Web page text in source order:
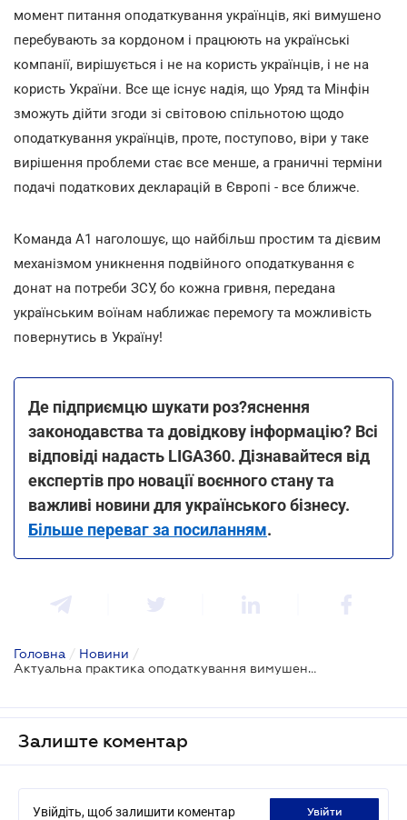
момент питання оподаткування українців, які вимушено
перебувають за кордоном і працюють на українські
компанії, вирішується і не на користь українців, і не на
користь України. Все ще існує надія, що Уряд та Мінфін
зможуть дійти згоди зі світовою спільнотою щодо
оподаткування українців, проте, поступово, віри у таке
вирішення проблеми стає все менше, а граничні терміни
подачі податкових декларацій в Європі - все ближче.
Команда А1 наголошує, що найбільш простим та дієвим
механізмом уникнення подвійного оподаткування є
донат на потреби ЗСУ, бо кожна гривня, передана
українським воїнам наближає перемогу та можливість
повернутись в Україну!
Де підприємцю шукати роз?яснення
законодавства та довідкову інформацію? Всі
відповіді надасть LIGA360. Дізнавайтеся від
експертів про новації воєнного стану та
важливі новини для українського бізнесу.
Більше переваг за посиланням.
Головна / Новини /
Актуальна практика оподаткування вимушено переміщених українців
Залиште коментар
Увійдіть, щоб залишити коментар увійти